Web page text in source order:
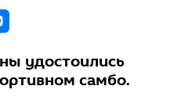
удостоились
самбо.